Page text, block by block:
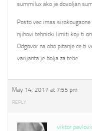
summilux ako je dovoljan
Posto vec imas
njihovi tehnicki limiti koji ti
Odgovor na obo pitanje ce ti
varijanta je bolja za tebe.
May 14, 2017 at 7:55 pm
REPLY
viktor